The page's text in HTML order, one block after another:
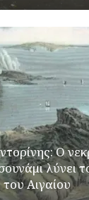
Ο
λύνει
Αιγαίου